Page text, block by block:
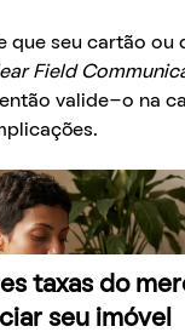
que seu cartão ou
Field
valide-o na
taxas do
seu imóvel